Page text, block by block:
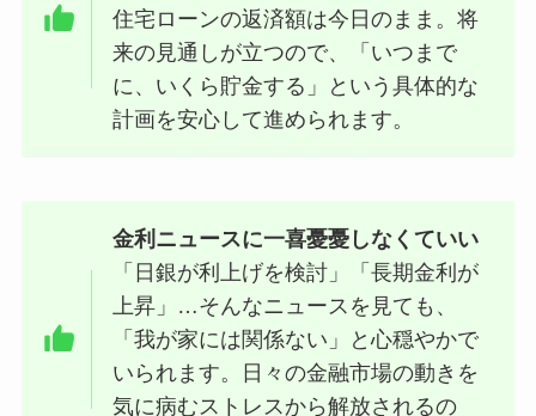
住宅ローンの返済額は今日のまま。将
来の見通しが立つので、「いつまで
に、いくら貯金する」という具体的な
計画を安心して進められます。
金利ニュースに一喜憂憂しなくていい
「日銀が利上げを検討」「長期金利が
上昇」…そんなニュースを見ても、
「我が家には関係ない」と心穏やかで
いられます。日々の金融市場の動きを
気に病むストレスから解放されるの